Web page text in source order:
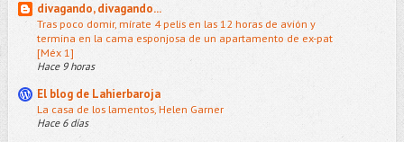
divagando, divagando...
Tras poco domir, mírate 4 pelis en las 12 horas de avión y
termina en la cama esponjosa de un apartamento de ex-pat
[Méx 1]
Hace 9 horas
El blog de Lahierbaroja
La casa de los lamentos, Helen Garner
Hace 6 días